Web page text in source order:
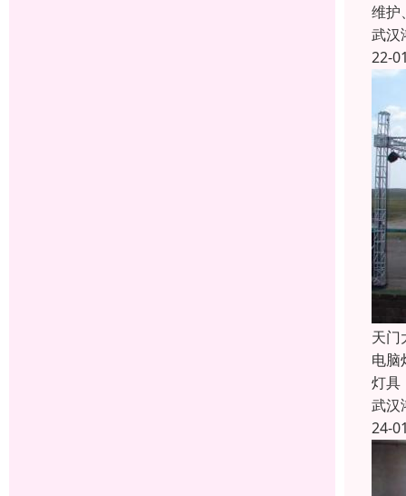
维护
武汉
22-
天门
电脑
灯具
武汉
24-